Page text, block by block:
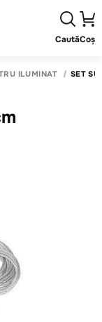
CautăCoș
ILUMINAT SET